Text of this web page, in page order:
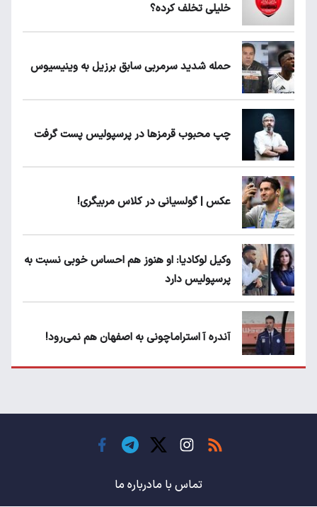
خلیلی تخلف کرده؟
حمله شدید سرمربی سابق برزیل به وینیسیوس
چپ محبوب قرمزها در پرسپولیس پست گرفت
عکس | گولسیانی در کلاس مربیگری!
وکیل لوکادیا: او هنوز هم احساس خوبی نسبت به
پرسپولیس دارد
آندره آ استراماچونی به اصفهان هم نمی‌رود!
حسن روی هوا!
باشگاه های جهان
تماس با مادرباره ما